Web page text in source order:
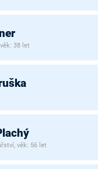
38 let
věk: 56 let